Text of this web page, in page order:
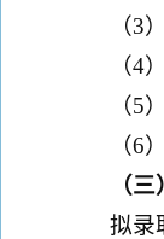
（3
（4
（5
（6
（
拟录